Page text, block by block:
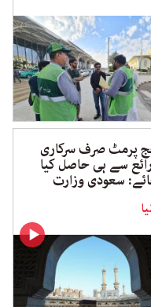
پرمٹ صرف سرکاری
سے ہی حاصل کیا
سعودی وزارت